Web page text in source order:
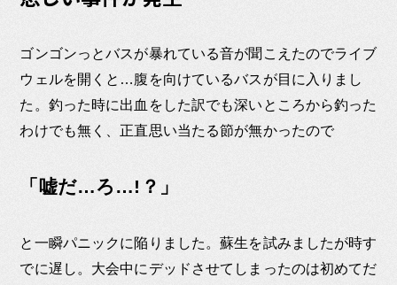
ゴンゴンっとバスが暴れている音が聞こえたのでライブ
ウェルを開くと…腹を向けているバスが目に入りまし
た。釣った時に出血をした訳でも深いところから釣った
わけでも無く、正直思い当たる節が無かったので
「嘘だ…ろ…!？」
と一瞬パニックに陥りました。蘇生を試みましたが時す
でに遅し。大会中にデッドさせてしまったのは初めてだ